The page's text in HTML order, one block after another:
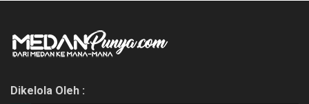
Dikelola Oleh :